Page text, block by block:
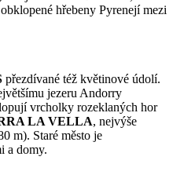
hřebeny Pyrenejí mezi
přezdívané též květinové údolí.
jezeru Andorry
vrcholky rozeklaných hor
LA VELLA, nejvýše
m). Staré město je
a domy.